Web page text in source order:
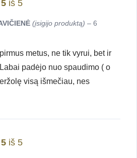
5 iš 5
(įsigijo produktą) – 6
metus, ne tik vyrui, bet ir
padėjo nuo spaudimo ( o
visą išmečiau, nes
5 iš 5